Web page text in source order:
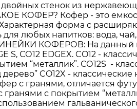
стенок из
КОФЕР? Кофер - это
форма с
любых напитков: вода,
КОФЕРОВ: На
S, СО12 EDGEX. CO12 -
“металлик”. СО12S -
CO12X -
с гранями, отличается
с покрытием